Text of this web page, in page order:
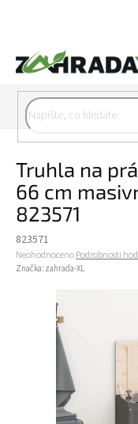
Truhla na
66 cm
823571
823571
Průměrné hodnocení
NeohodnocenoPodrobnosti
Značka: zahrada-XL